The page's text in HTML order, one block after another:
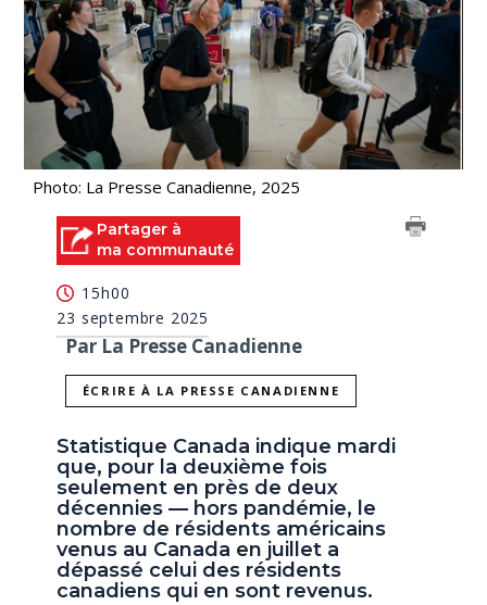
Photo: La Presse Canadienne, 2025
Partager à
ma communauté
15h00
23 septembre 2025
Par La Presse Canadienne
ÉCRIRE À LA PRESSE CANADIENNE
Statistique Canada indique mardi
que, pour la deuxième fois
seulement en près de deux
décennies — hors pandémie, le
nombre de résidents américains
venus au Canada en juillet a
dépassé celui des résidents
canadiens qui en sont revenus.